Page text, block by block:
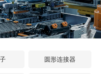
圆形连接器